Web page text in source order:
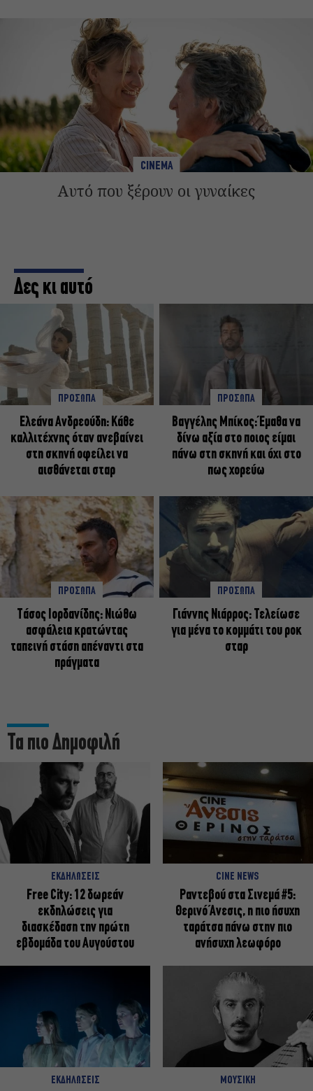
CINEMA
Αυτό που ξέρουν οι γυναίκες
Δες κι αυτό
ΠΡΟΣΩΠΑ
Ελεάνα Ανδρεούδη: Κάθε
καλλιτέχνης όταν ανεβαίνει
στη σκηνή οφείλει να
αισθάνεται σταρ
ΠΡΟΣΩΠΑ
Βαγγέλης Μπίκος: Έμαθα να
δίνω αξία στο ποιος είμαι
πάνω στη σκηνή και όχι στο
πως χορεύω
ΠΡΟΣΩΠΑ
Tάσος Ιορδανίδης: Νιώθω
ασφάλεια κρατώντας
ταπεινή στάση απέναντι στα
πράγματα
ΠΡΟΣΩΠΑ
Γιάννης Νιάρρος: Τελείωσε
για μένα το κομμάτι του ροκ
σταρ
Τα πιο Δημοφιλή
ΕΚΔΗΛΩΣΕΙΣ
Free City: 12 δωρεάν
εκδηλώσεις για
διασκέδαση την πρώτη
εβδομάδα του Αυγούστου
CINE NEWS
Ραντεβού στα Σινεμά #5:
Θερινό Άνεσις, η πιο ήσυχη
ταράτσα πάνω στην πιο
ανήσυχη λεωφόρο
ΕΚΔΗΛΩΣΕΙΣ ΜΟΥΣΙΚΗ